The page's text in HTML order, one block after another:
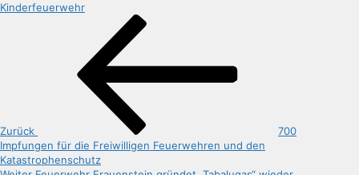
Kinderfeuerwehr
Zurück
700
Impfungen für die Freiwilligen Feuerwehren und den
Katastrophenschutz